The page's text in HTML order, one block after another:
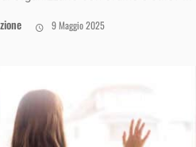
9 Maggio 2025